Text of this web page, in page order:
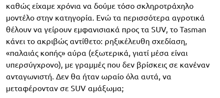
καθώς είχαμε χρόνια να δούμε τόσο σκληροτράχηλο
μοντέλο στην κατηγορία. Ενώ τα περισσότερα αγροτικά
θέλουν να γείρουν εμφανισιακά προς τα SUV, το Tasman
κάνει το ακριβώς αντίθετο: ρηξικέλευθη σχεδίαση,
«παλαιάς κοπής» αύρα (εξωτερικά, γιατί μέσα είναι
υπερσύγχρονο), με γραμμές που δεν βρίσκεις σε κανέναν
ανταγωνιστή. Δεν θα ήταν ωραίο όλα αυτά, να
μεταφέρονταν σε SUV αμάξωμα;